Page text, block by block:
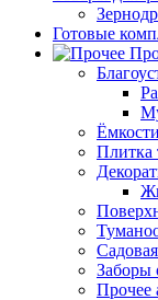
Готовые
Плитка
Заборы
Прочее